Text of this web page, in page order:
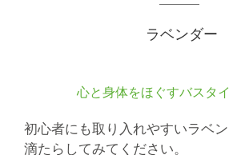
ラベンダー
心と身体をほぐすバスタ
初心者にも取り入れやすいラベ
滴たらしてみてください。